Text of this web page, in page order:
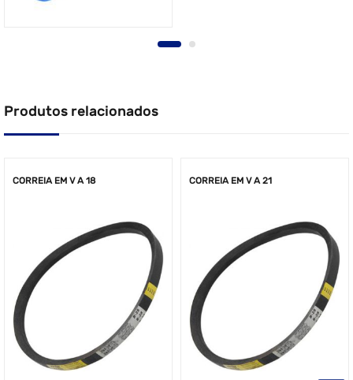
Produtos relacionados
CORREIA EM V A 18 CORREIA EM V A 21